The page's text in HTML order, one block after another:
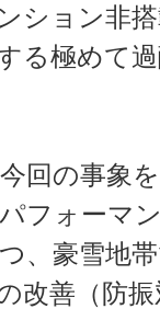
ション非
る極めて
回の事象
フォーマ
、豪雪地
改善（防